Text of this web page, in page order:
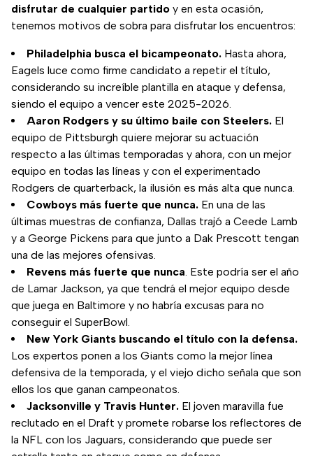
disfrutar de cualquier partido y en esta ocasión,
tenemos motivos de sobra para disfrutar los encuentros:
Philadelphia busca el bicampeonato. Hasta ahora,
Eagels luce como firme candidato a repetir el título,
considerando su increíble plantilla en ataque y defensa,
siendo el equipo a vencer este 2025-2026.
Aaron Rodgers y su último baile con Steelers. El
equipo de Pittsburgh quiere mejorar su actuación
respecto a las últimas temporadas y ahora, con un mejor
equipo en todas las líneas y con el experimentado
Rodgers de quarterback, la ilusión es más alta que nunca.
Cowboys más fuerte que nunca. En una de las
últimas muestras de confianza, Dallas trajó a Ceede Lamb
y a George Pickens para que junto a Dak Prescott tengan
una de las mejores ofensivas.
Revens más fuerte que nunca. Este podría ser el año
de Lamar Jackson, ya que tendrá el mejor equipo desde
que juega en Baltimore y no habría excusas para no
conseguir el SuperBowl.
New York Giants buscando el título con la defensa.
Los expertos ponen a los Giants como la mejor línea
defensiva de la temporada, y el viejo dicho señala que son
ellos los que ganan campeonatos.
Jacksonville y Travis Hunter. El joven maravilla fue
reclutado en el Draft y promete robarse los reflectores de
la NFL con los Jaguars, considerando que puede ser